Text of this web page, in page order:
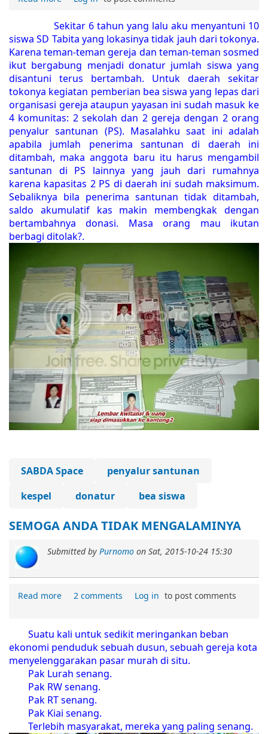
Sekitar 6 tahun yang lalu aku menyantuni 10
siswa SD Tabita yang lokasinya tidak jauh dari tokonya.
Karena teman-teman gereja dan teman-teman sosmed
ikut bergabung menjadi donatur jumlah siswa yang
disantuni terus bertambah. Untuk daerah sekitar
tokonya kegiatan pemberian bea siswa yang lepas dari
organisasi gereja ataupun yayasan ini sudah masuk ke
4 komunitas: 2 sekolah dan 2 gereja dengan 2 orang
penyalur santunan (PS). Masalahku saat ini adalah
apabila jumlah penerima santunan di daerah ini
ditambah, maka anggota baru itu harus mengambil
santunan di PS lainnya yang jauh dari rumahnya
karena kapasitas 2 PS di daerah ini sudah maksimum.
Sebaliknya bila penerima santunan tidak ditambah,
saldo akumulatif kas makin membengkak dengan
bertambahnya donasi. Masa orang mau ikutan
berbagi ditolak?.
SABDA Space
penyalur santunan
kespel
donatur bea siswa
SEMOGA ANDA TIDAK MENGALAMINYA
Submitted by Purnomo on Sat, 2015-10-24 15:30
Read more 2 comments Log in to post comments
Suatu kali untuk sedikit meringankan beban
ekonomi penduduk sebuah dusun, sebuah gereja kota
menyelenggarakan pasar murah di situ.
Pak Lurah senang.
Pak RW senang.
Pak RT senang.
Pak Kiai senang.
Terlebih masyarakat, mereka yang paling senang.